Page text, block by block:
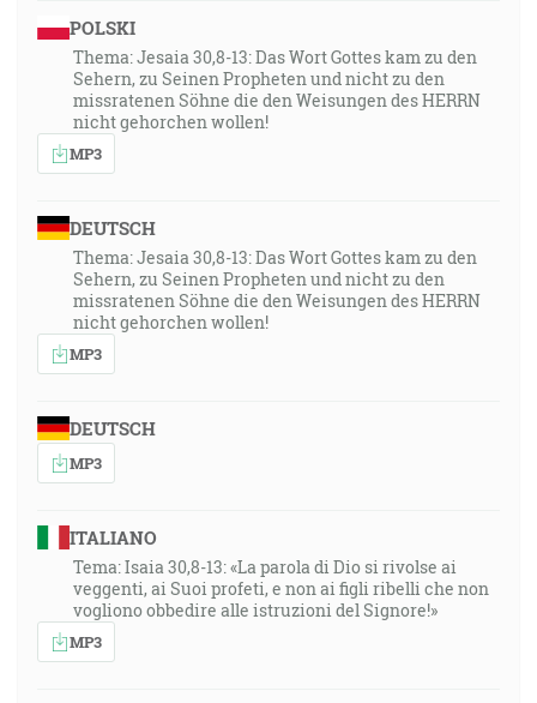
POLSKI
Thema: Jesaia 30,8-13: Das Wort Gottes kam zu den
Sehern, zu Seinen Propheten und nicht zu den
missratenen Söhne die den Weisungen des HERRN
nicht gehorchen wollen!
MP3
DEUTSCH
Thema: Jesaia 30,8-13: Das Wort Gottes kam zu den
Sehern, zu Seinen Propheten und nicht zu den
missratenen Söhne die den Weisungen des HERRN
nicht gehorchen wollen!
MP3
DEUTSCH
MP3
ITALIANO
Tema: Isaia 30,8-13: «La parola di Dio si rivolse ai
veggenti, ai Suoi profeti, e non ai figli ribelli che non
vogliono obbedire alle istruzioni del Signore!»
MP3